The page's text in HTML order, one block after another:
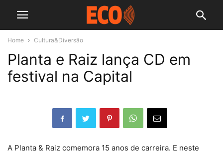
Home Cultura&Diversão
Planta e Raiz lança CD em
festival na Capital
A Planta & Raiz comemora 15 anos de carreira. E neste